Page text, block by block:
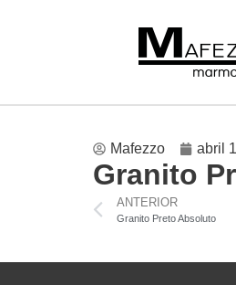
Mafezzo abril
Granito
ANTERIOR
Granito Preto Absoluto